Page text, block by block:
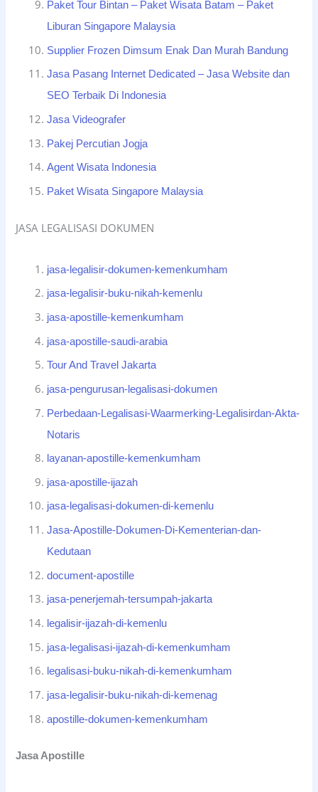
Paket Tour Bintan – Paket Wisata Batam – Paket
Liburan Singapore Malaysia
Supplier Frozen Dimsum Enak Dan Murah Bandung
Jasa Pasang Internet Dedicated – Jasa Website dan
SEO Terbaik Di Indonesia
Jasa Videografer
Pakej Percutian Jogja
Agent Wisata Indonesia
Paket Wisata Singapore Malaysia
JASA LEGALISASI DOKUMEN
jasa-legalisir-dokumen-kemenkumham
jasa-legalisir-buku-nikah-kemenlu
jasa-apostille-kemenkumham
jasa-apostille-saudi-arabia
Tour And Travel Jakarta
jasa-pengurusan-legalisasi-dokumen
Perbedaan-Legalisasi-Waarmerking-Legalisirdan-Akta-
Notaris
layanan-apostille-kemenkumham
jasa-apostille-ijazah
jasa-legalisasi-dokumen-di-kemenlu
Jasa-Apostille-Dokumen-Di-Kementerian-dan-
Kedutaan
document-apostille
jasa-penerjemah-tersumpah-jakarta
legalisir-ijazah-di-kemenlu
jasa-legalisasi-ijazah-di-kemenkumham
legalisasi-buku-nikah-di-kemenkumham
jasa-legalisir-buku-nikah-di-kemenag
apostille-dokumen-kemenkumham
Jasa Apostille